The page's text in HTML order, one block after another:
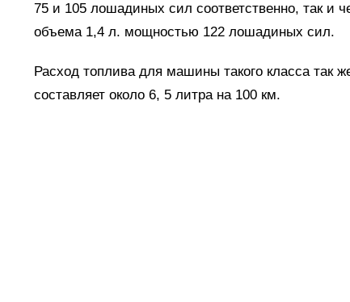
75 и 105 лошадиных сил соответственно, так и
объема 1,4 л. мощностью 122 лошадиных сил.
Расход топлива для машины такого класса так
составляет около 6, 5 литра на 100 км.